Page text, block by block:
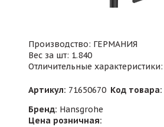
Производство: ГЕРМАНИЯ
Вес за шт: 1.840
Отличительные характеристики:
Артикул: 71650670 Код товара:
Бренд: Hansgrohe
Цена розничная: